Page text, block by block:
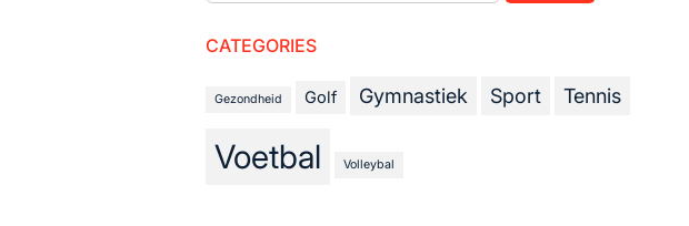
CATEGORIES
Gezondheid Golf Gymnastiek Sport Tennis
Voetbal Volleybal